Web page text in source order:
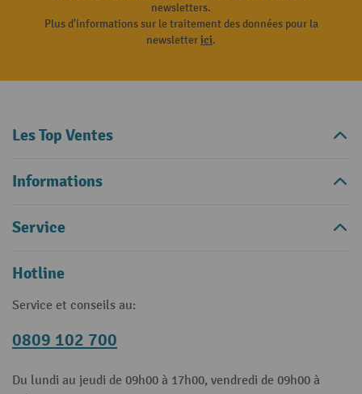
newsletters.
Plus d'informations sur le traitement des données pour la
newsletterici.
Les Top Ventes
Informations
Service
Hotline
Service et conseils au:
0809 102 700
Du lundi au jeudi de 09h00 à 17h00, vendredi de 09h00 à